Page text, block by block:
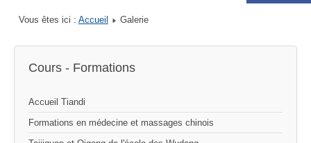
Vous êtes ici : Accueil Galerie
Cours - Formations
Accueil Tiandi
Formations en médecine et massages chinois